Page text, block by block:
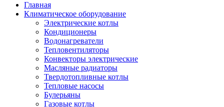
Главная
Климатическое оборудование
Электрические котлы
Кондиционеры
Водонагреватели
Тепловентиляторы
Конвекторы электрические
Масляные радиаторы
Твердотопливные котлы
Тепловые насосы
Булерьяны
Газовые котлы